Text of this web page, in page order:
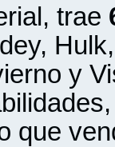
trae
y
que